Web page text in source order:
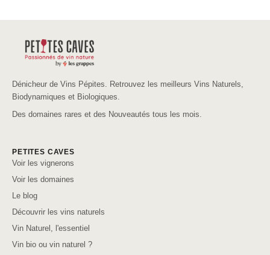
Dénicheur de Vins Pépites. Retrouvez les meilleurs Vins Naturels,
Biodynamiques et Biologiques.
Des domaines rares et des Nouveautés tous les mois.
PETITES CAVES
Voir les vignerons
Voir les domaines
Le blog
Découvrir les vins naturels
Vin Naturel, l'essentiel
Vin bio ou vin naturel ?